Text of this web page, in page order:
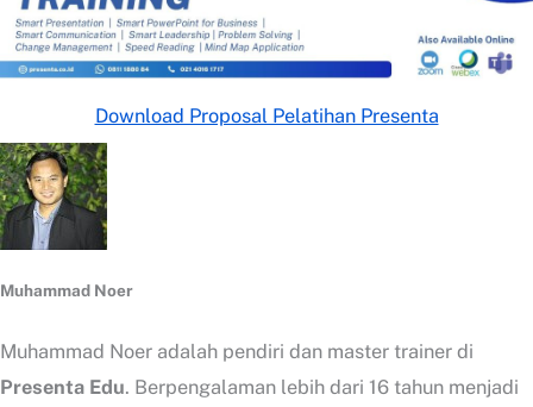
Download Proposal Pelatihan Presenta
Muhammad Noer
Muhammad Noer adalah pendiri dan master trainer di
Presenta Edu. Berpengalaman lebih dari 16 tahun menjadi